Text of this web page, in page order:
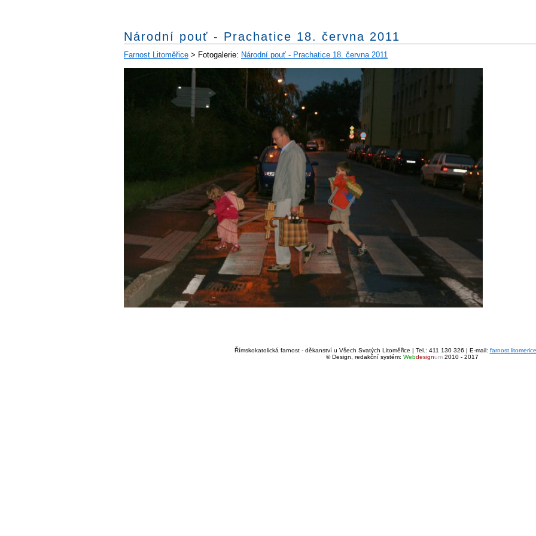
Národní pouť - Prachatice 18. června 2011
Farnost Litoměřice > Fotogalerie: Národní pouť - Prachatice 18. června 2011
Římskokatolická farnost - děkanství u Všech Svatých Litoměřice | Tel.: 411 130 326 | E-mail:
© Design, redakční systém: Webdesignum2010 - 2017